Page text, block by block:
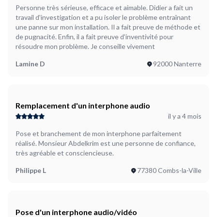
Personne très sérieuse, efficace et aimable. Didier a fait un
travail d'investigation et a pu isoler le problème entraînant
une panne sur mon installation. Il a fait preuve de méthode et
de pugnacité. Enfin, il a fait preuve d'inventivité pour
résoudre mon problème. Je conseille vivement
Lamine D 92000 Nanterre
Remplacement d'un interphone audio
il y a 4 mois
Pose et branchement de mon interphone parfaitement
réalisé. Monsieur Abdelkrim est une personne de confiance,
très agréable et consciencieuse.
Philippe L 77380 Combs-la-Ville
Pose d'un interphone audio/vidéo